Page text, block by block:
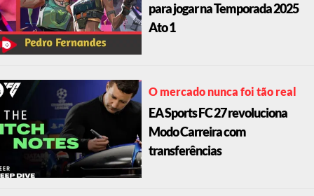
para jogar na Temporada 2025
Ato 1
O mercado nunca foi tão real
EA Sports FC 27 revoluciona
Modo Carreira com
transferências